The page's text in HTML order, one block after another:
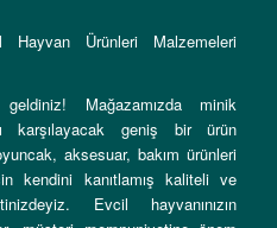
Ürünleri Malzemeleri
Mağazamızda minik
karşılayacak geniş bir ürün
aksesuar, bakım ürünleri
kendini kanıtlamış kaliteli ve
Evcil hayvanınızın